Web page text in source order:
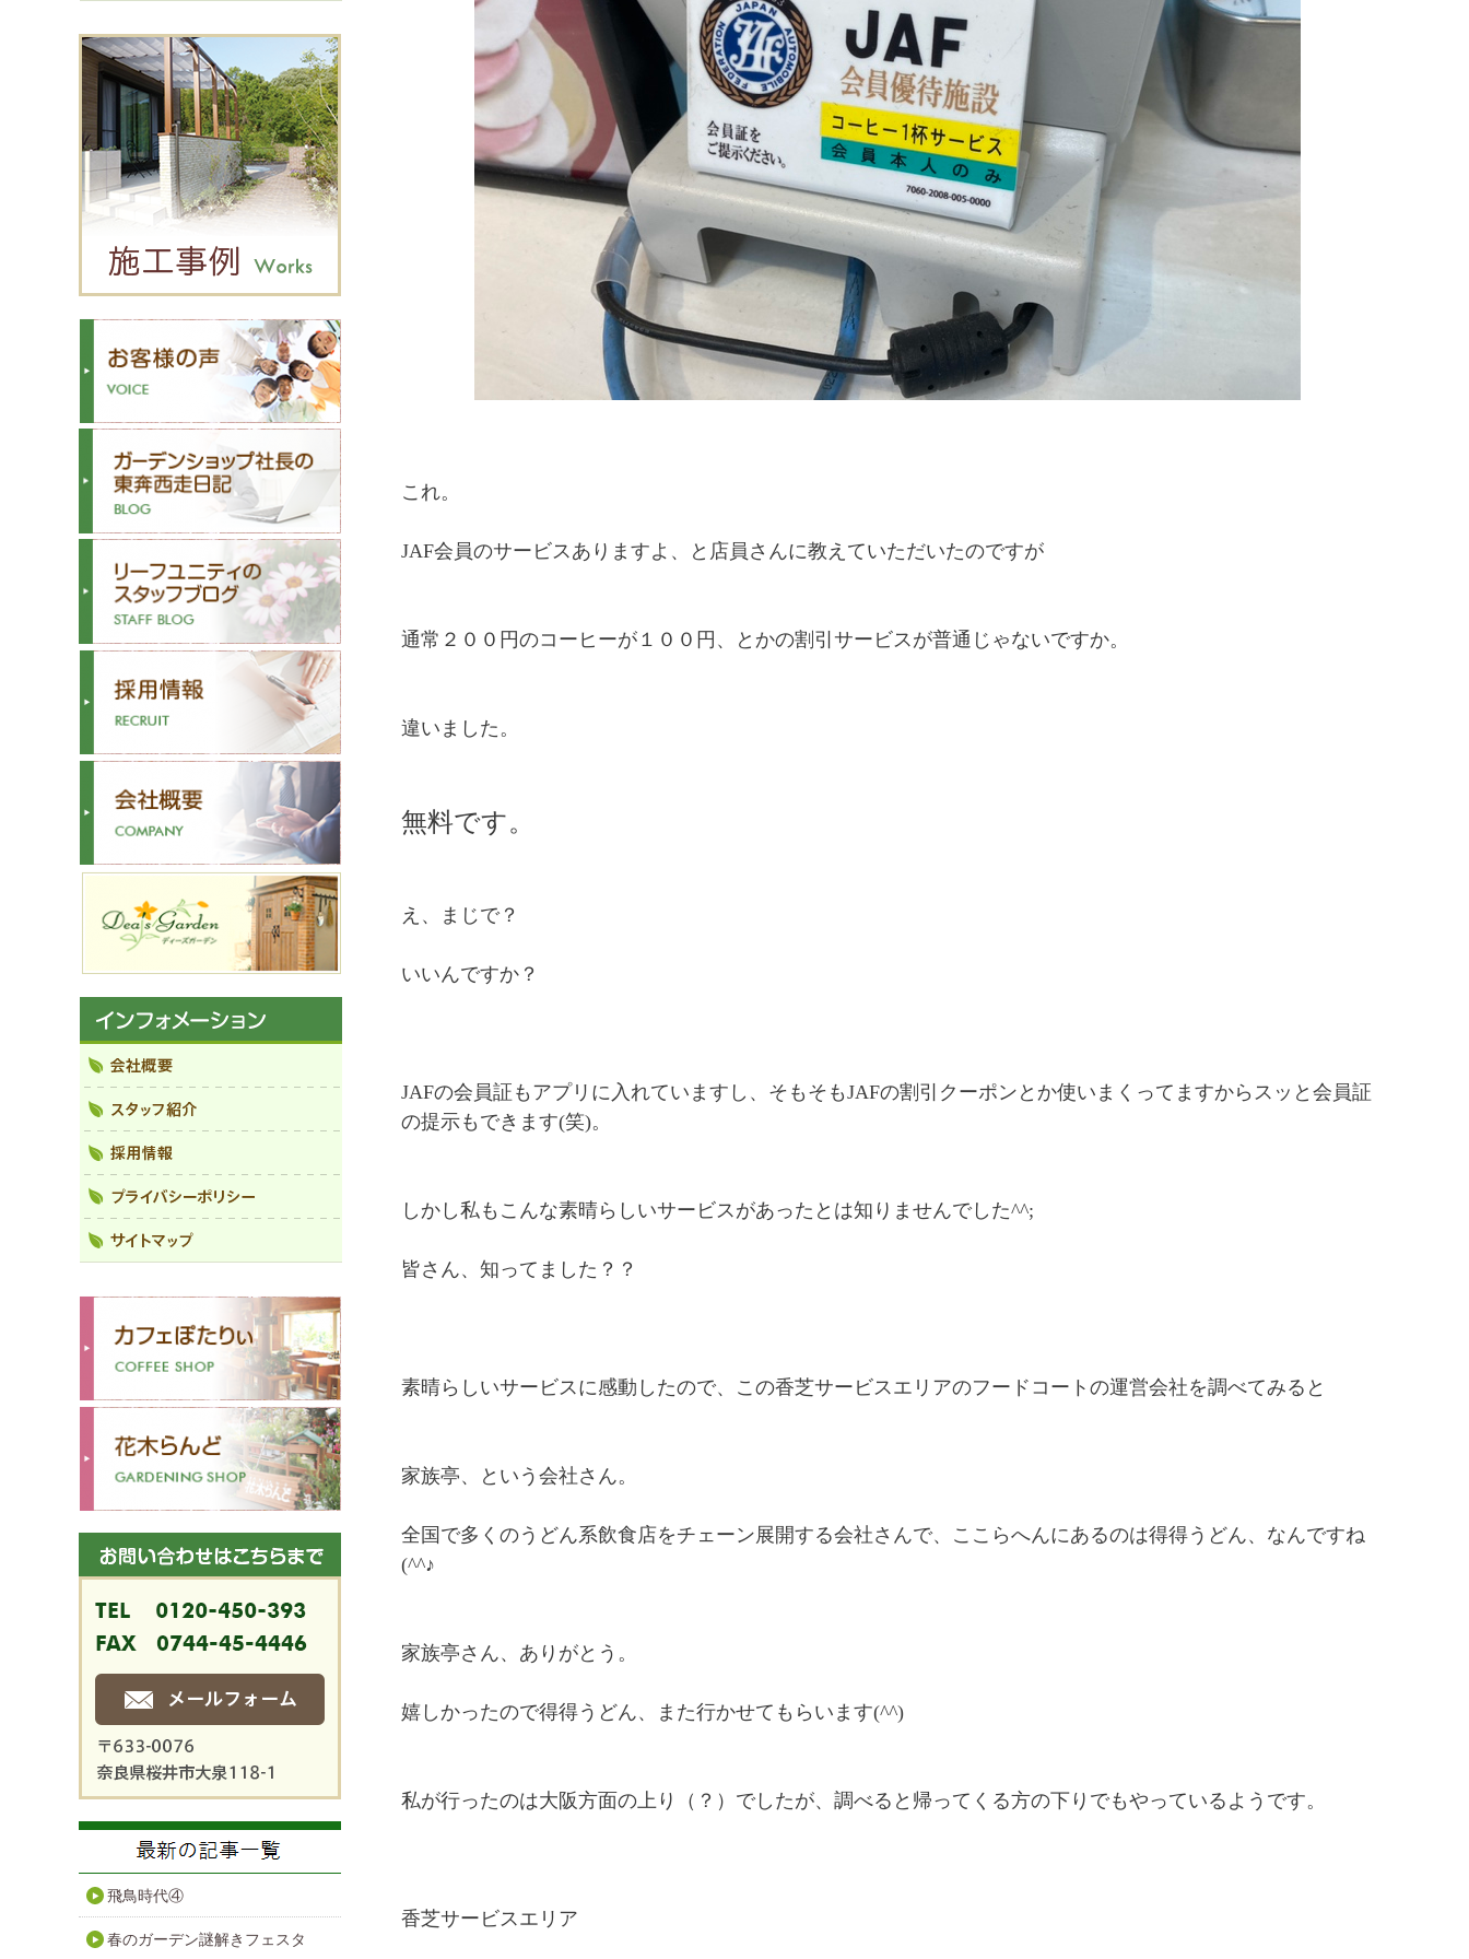
これ。
JAF会員のサービスありますよ、と店員さんに教えていただいたのですが
通常２００円のコーヒーが１００円、とかの割引サービスが普通じゃないですか。
違いました。
無料です。
え、まじで？
いいんですか？
JAFの会員証もアプリに入れていますし、そもそもJAFの割引クーポンとか使いまくってますからスッと会員証
の提示もできます(笑)。
しかし私もこんな素晴らしいサービスがあったとは知りませんでした^^;
皆さん、知ってました？？
素晴らしいサービスに感動したので、この香芝サービスエリアのフードコートの運営会社を調べてみると
家族亭、という会社さん。
全国で多くのうどん系飲食店をチェーン展開する会社さんで、ここらへんにあるのは得得うどん、なんですね
(^^♪
家族亭さん、ありがとう。
嬉しかったので得得うどん、また行かせてもらいます(^^)
私が行ったのは大阪方面の上り（？）でしたが、調べると帰ってくる方の下りでもやっているようです。
香芝サービスエリア
飛鳥時代④
春のガーデン謎解きフェスタ